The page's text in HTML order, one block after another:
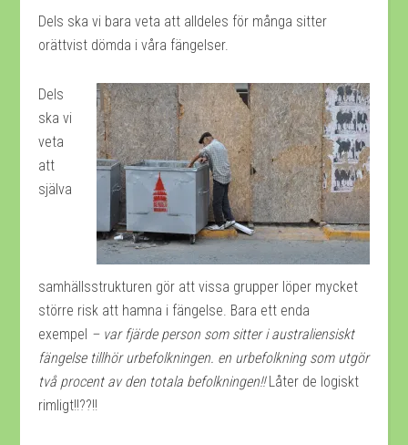
Dels ska vi bara veta att alldeles för många sitter
orättvist dömda i våra fängelser.
Dels
ska vi
veta
att
själva
samhällsstrukturen gör att vissa grupper löper mycket
större risk att hamna i fängelse. Bara ett enda
exempel – var fjärde person som sitter i australiensiskt
fängelse tillhör urbefolkningen. en urbefolkning som utgör
två procent av den totala befolkningen!!Låter de logiskt
rimligt!!??!!